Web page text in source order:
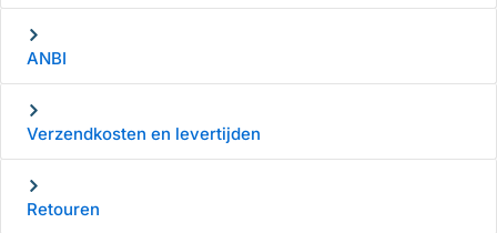
ANBI
Verzendkosten en levertijden
Retouren